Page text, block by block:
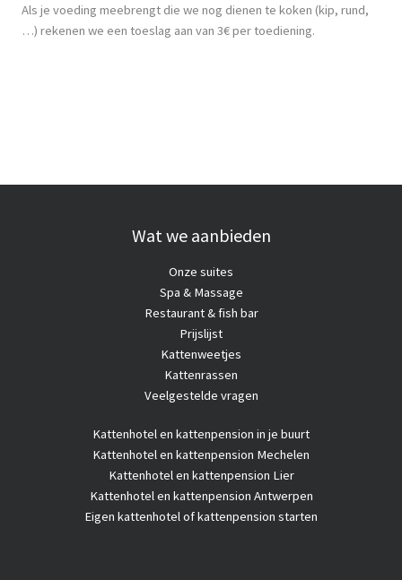
Als je voeding meebrengt die we nog dienen te koken (kip, rund,
…) rekenen we een toeslag aan van 3€ per toediening.
Wat we aanbieden
Onze suites
Spa & Massage
Restaurant & fish bar
Prijslijst
Kattenweetjes
Kattenrassen
Veelgestelde vragen
Kattenhotelen kattenpension in je buurt
Kattenhotel en kattenpension Mechelen
Kattenhotel en kattenpension Lier
Kattenhotel en kattenpension Antwerpen
Eigen kattenhotel of kattenpension starten